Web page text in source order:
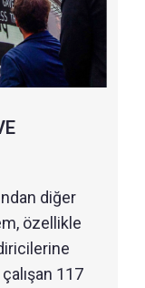
diğer
özellikle
117